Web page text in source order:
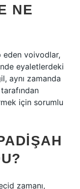
NE
eden voivodlar,
eyaletlerdeki
aynı zamanda
için sorumlu
zamanı,